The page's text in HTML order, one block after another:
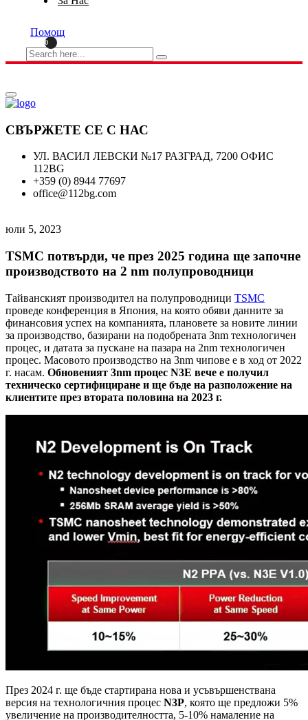
0
Помощ
СВЪРЖЕТЕ СЕ С НАС
УЛ. ВАСИЛ ЛЕВСКИ №17 РАЗГРАД, 7200 ОФИС
112BG
+359 (0) 8944 77697
office@112bg.com
юли 5, 2023
TSMC потвърди, че през 2025 година ще започне
производството на 2 nm полупроводници
Тайванският производител на полупроводници TSMC
проведе конференция в Япония, на която обяви данните за
финансовия успех на компанията, плановете за новите линии
за производство, базирани на подобрената 3nm технологичен
процес, и датата за пускане на пазара на 2nm технологичен
процес. Масовото производство на 3nm чипове е в ход от 2022
г. насам. Обновеният 3nm процес N3E вече е получил
техническо сертифициране и ще бъде на разположение на
клиентите през втората половина на 2023 г.
През 2024 г. ще бъде стартирана нова и усъвършенствана
версия на технологичния процес N3P, която ще предложи 5%
увеличение на производителността, 5-10% намаление на